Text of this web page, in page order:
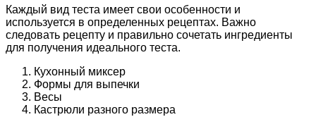
Каждый вид теста имеет свои особенности и
используется в определенных рецептах. Важно
следовать рецепту и правильно сочетать ингредиенты
для получения идеального теста.
Кухонный миксер
Формы для выпечки
Весы
Кастрюли разного размера